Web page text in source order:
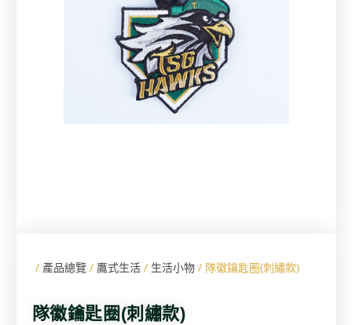
/ 產品總覽/ 鷹式生活/ 生活小物/ 隊徽鑰匙圈(刺繡款)
隊徽鑰匙圈(刺繡款)